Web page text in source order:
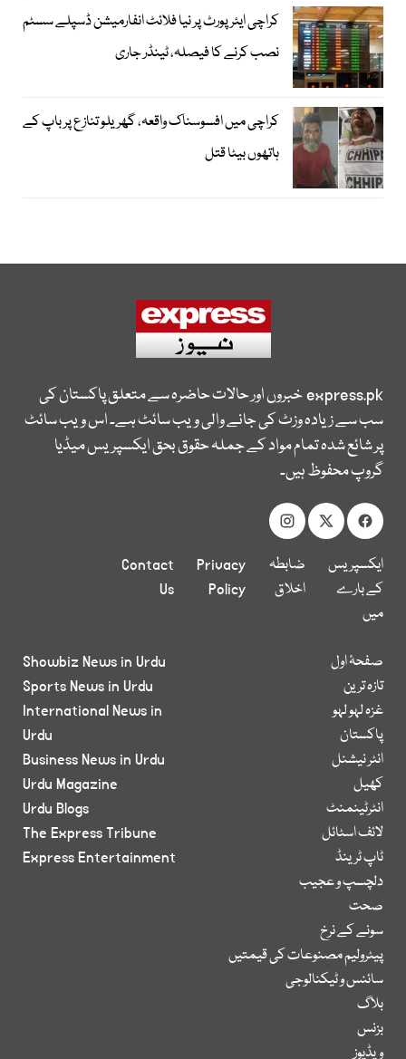
کراچی ایئرپورٹ پر نیا فلائٹ انفارمیشن ڈسپلے سسٹم
نصب کرنے کا فیصلہ، ٹینڈر جاری
کراچی میں افسوسناک واقعہ، گھریلو تنازع پر باپ کے
ہاتھوں بیٹا قتل
express.pkخبروں اور حالات حاضرہ سے متعلق پاکستان کی
سب سے زیادہ وزٹ کی جانے والی ویب سائٹ ہے۔ اس ویب سائٹ
پر شائع شدہ تمام مواد کے جملہ حقوق بحق ایکسپریس میڈیا
گروپ محفوظ ہیں۔
ایکسپریس
کے بارے
میں
ضابطہ
اخلاق
Privacy
Policy
Contact
Us
صفحۂ اول
تازہ ترین
غزہ لہو لہو
پاکستان
انٹر نیشنل
کھیل
انٹرٹینمنٹ
لائف اسٹائل
ٹاپ ٹرینڈ
دلچسپ و عجیب
صحت
سونے کے نرخ
پیٹرولیم مصنوعات کی قیمتیں
سائنس و ٹیکنالوجی
بلاگ
بزنس
ویڈیوز
Showbiz News in Urdu
Sports News in Urdu
International News in
Urdu
Business News in Urdu
Urdu Magazine
Urdu Blogs
The Express Tribune
Express Entertainment